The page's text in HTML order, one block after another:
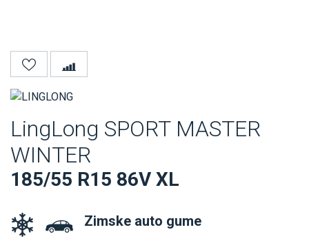
LingLong SPORT MASTER
WINTER
185/55 R15 86V XL
Zimske auto gume